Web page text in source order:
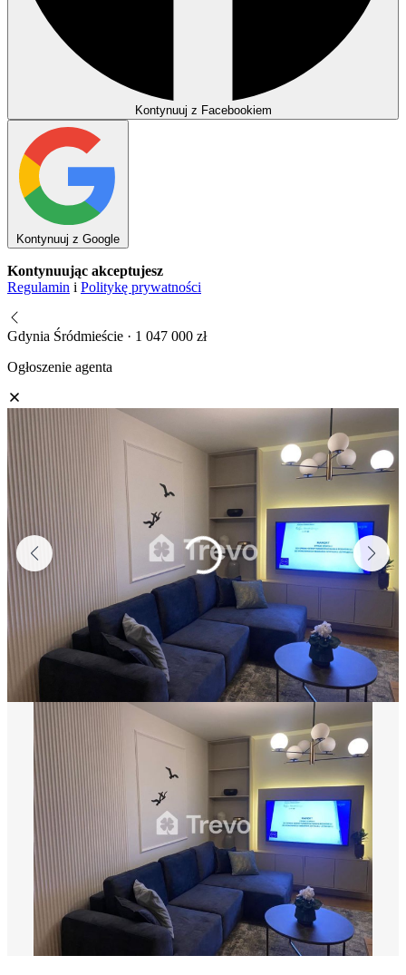
Kontynuuj z Facebookiem
Kontynuuj z Google
Kontynuując akceptujesz
Regulamin i Politykę prywatności
Gdynia Śródmieście · 1 047 000 zł
Ogłoszenie agenta